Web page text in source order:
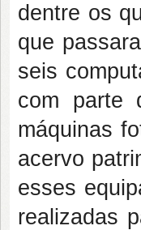
dentre os
que
seis
com parte
máquinas
acervo
esses
realizadas